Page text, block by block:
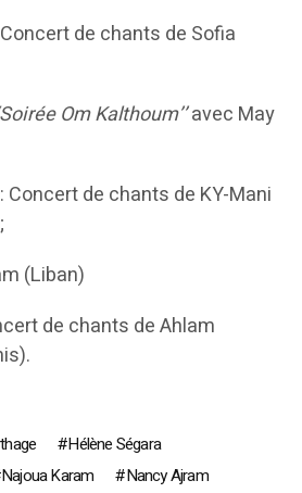
de chants de Sofia
Om Kalthoum’’avec May
Concert de chants de KY-Mani
(Liban)
de chants de Ahlam
Hélène Ségara
Najoua Karam
Nancy Ajram